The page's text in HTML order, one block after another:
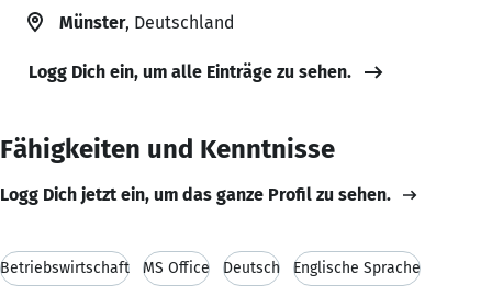
Münster, Deutschland
Logg Dich ein, um alle Einträge zu sehen.
Fähigkeiten und Kenntnisse
Logg Dich jetzt ein, um das ganze Profil zu sehen.
Betriebswirtschaft MS Office Deutsch Englische Sprache